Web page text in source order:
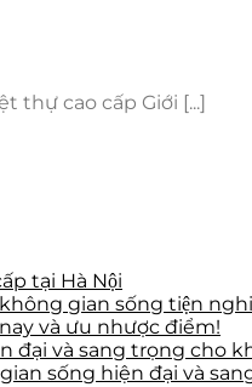
thự cao cấp Giới [...]
tại Hà Nội
gian sống tiện
và ưu nhược điểm!
đại và sang trọng cho
sống hiện đại và